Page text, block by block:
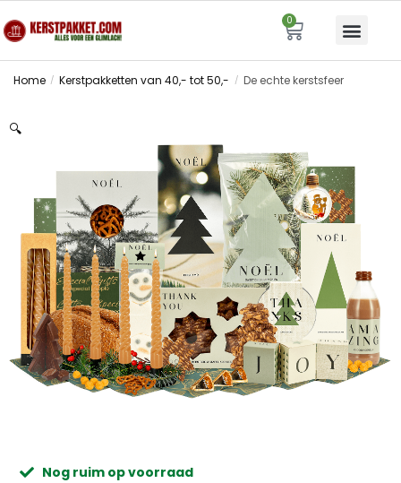
0
Home / Kerstpakketten van 40,- tot 50,- / De echte kerstsfeer
🔍
Nog ruim op voorraad